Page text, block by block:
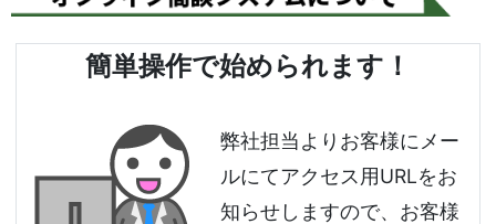
簡単操作で始められます！
弊社担当よりお客様にメー
ルにてアクセス用URLをお
知らせしますので、お客様